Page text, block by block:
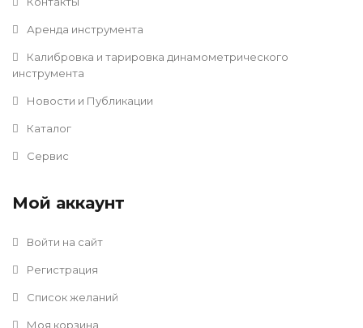
Аренда инструмента
Калибровка и тарировка динамометрического
инструмента
Новости и Публикации
Каталог
Сервис
Мой аккаунт
Войти на сайт
Регистрация
Список желаний
Моя корзина